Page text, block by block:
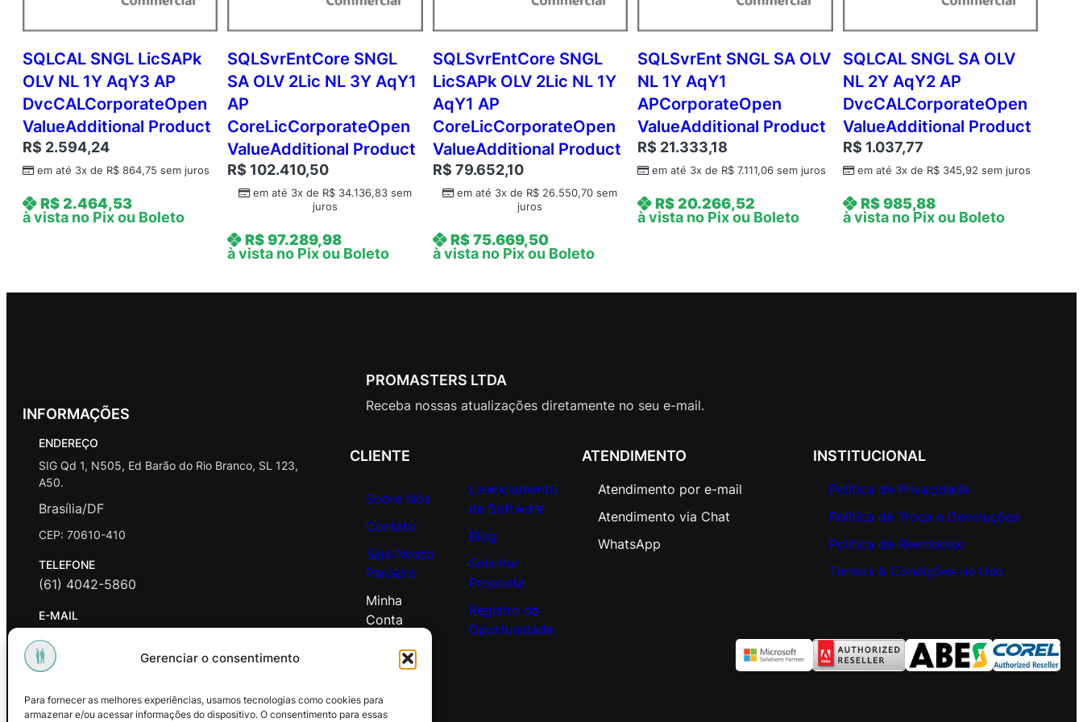
Gerenciar o consentimento
Para fornecer as melhores experiências, usamos tecnologias como cookies para
armazenar e/ou acessar informações do dispositivo. O consentimento para essas
c
C
A
L
C
o
r
p
a
t
a
l
SQLCAL SNGL LicSAPk
OLV NL 1Y AqY3 AP
DvcCALCorporateOpen
ValueAdditional Product
R$ 2.594,24
em até 3x de R$ 864,75 sem juros
R$2.464,53
à vista no Pix ou Boleto
SQLSvrEntCore SNGL
SA OLV 2Lic NL 3Y AqY1
AP
CoreLicCorporateOpen
ValueAdditional Product
R$ 102.410,50
em até 3x de R$ 34.136,83 sem
juros
R$97.289,98
à vista no Pix ou Boleto
SQLSvrEntCore SNGL
LicSAPk OLV 2Lic NL 1Y
AqY1 AP
CoreLicCorporateOpen
ValueAdditional Product
R$ 79.652,10
em até 3x de R$ 26.550,70 sem
juros
R$75.669,50
à vista no Pix ou Boleto
SQLSvrEnt SNGL SA OLV
NL 1Y AqY1
APCorporateOpen
ValueAdditional Product
R$ 21.333,18
em até 3x de R$ 7.111,06 sem juros
R$20.266,52
à vista no Pix ou Boleto
SQLCAL SNGL SA OLV
NL 2Y AqY2 AP
DvcCALCorporateOpen
ValueAdditional Product
R$ 1.037,77
em até 3x de R$345,92 sem juros
R$985,88
à vista no Pix ou Boleto
INFORMAÇÕES
ENDEREÇO
SIG Qd 1, N505, Ed Barão do Rio Branco, SL 123,
A50.
Brasília/DF
CEP: 70610-410
TELEFONE
(61) 4042-5860
E-MAIL
contato@promasters.net.br
HORÁRIO DE ATENDIMENTO
PROMASTERS LTDA
Receba nossas atualizações diretamente no seu e-mail.
CLIENTE
Sobre Nós
Contato
Seja Nosso
Parceiro
Minha
Conta
Licenciamento
de Software
Blog
Solicitar
Proposta
Registro de
Oportunidade
ATENDIMENTO
Atendimento por e-mail
Atendimento via Chat
WhatsApp
INSTITUCIONAL
Política de Privacidade
Política de Troca e Devoluções
Política de Reembolso
Termos & Condições de Uso